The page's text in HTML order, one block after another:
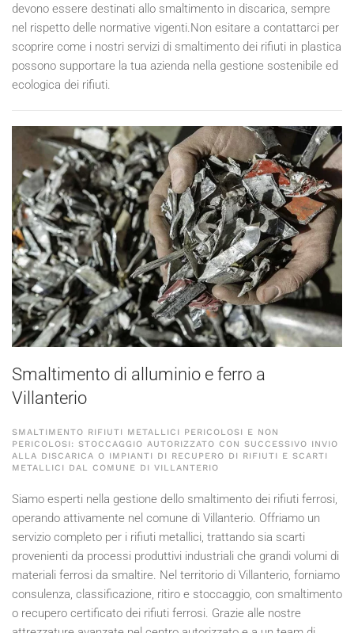
devono essere destinati allo smaltimento in discarica, sempre
nel rispetto delle normative vigenti.Non esitare a contattarci per
scoprire come i nostri servizi di smaltimento dei rifiuti in plastica
possono supportare la tua azienda nella gestione sostenibile ed
ecologica dei rifiuti.
Smaltimento di alluminio e ferro a
Villanterio
SMALTIMENTO RIFIUTI METALLICI PERICOLOSI E NON
PERICOLOSI: STOCCAGGIO AUTORIZZATO CON SUCCESSIVO INVIO
ALLA DISCARICA O IMPIANTI DI RECUPERO DI RIFIUTI E SCARTI
METALLICI DAL COMUNE DI VILLANTERIO
Siamo esperti nella gestione dello smaltimento dei rifiuti ferrosi,
operando attivamente nel comune di Villanterio. Offriamo un
servizio completo per i rifiuti metallici, trattando sia scarti
provenienti da processi produttivi industriali che grandi volumi di
materiali ferrosi da smaltire. Nel territorio di Villanterio, forniamo
consulenza, classificazione, ritiro e stoccaggio, con smaltimento
o recupero certificato dei rifiuti ferrosi. Grazie alle nostre